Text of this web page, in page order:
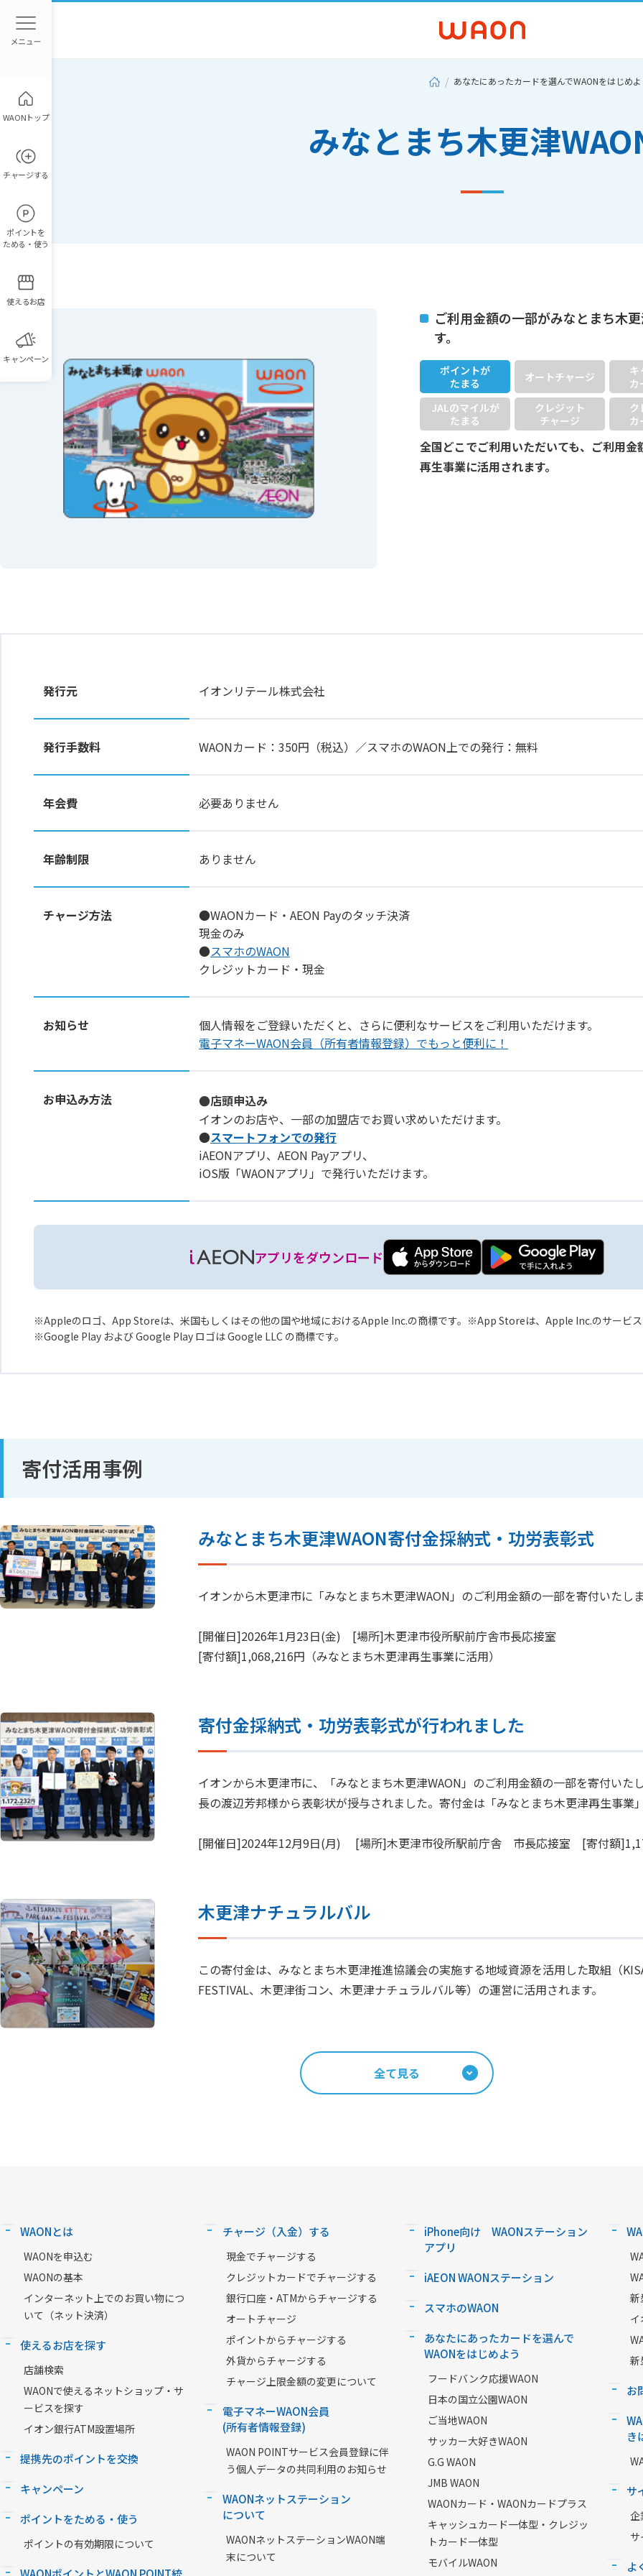
WAONトップ
チャージする
ポイントを
ためる・使う
使えるお店
キャンペーン
あなたにあったカードを選んでWAONをはじめよ
みなとまち木更津
ご利用金額の一部がみなとまち木
す。
ポイントが
たまる
オートチャージ
キ
カ
JALのマイルが
たまる
クレジット
チャージ
ク
カ
全国どこでご利用いただいても、ご利用
再生事業に活用されます。
発行元 イオンリテール株式会社
発行手数料 WAONカード：350円（税込）／スマホのWAON上での発行：無料
年会費 必要ありません
年齢制限 ありません
チャージ方法
●WAONカード・AEON Payのタッチ決済
現金のみ
●スマホのWAON
クレジットカード・現金
お知らせ
個人情報をご登録いただくと、さらに便利なサービスをご利用いただけます。
電子マネーWAON会員（所有者情報登録）でもっと便利に！
お申込み方法
●店頭申込み
イオンのお店や、一部の加盟店でお買い求めいただけます。
●スマートフォンでの発行
iAEONアプリ、AEON Payアプリ、
iOS版「WAONアプリ」で発行いただけます。
アプリをダウンロード
Appleのロゴ、App Storeは、米国もしくはその他の国や地域におけるApple Inc.の商標です。
App Storeは、Apple Inc.のサービス
Google Play および Google Play ロゴは Google LLC の商標です。
寄付活用事例
みなとまち木更津WAON寄付金採納式・功労表彰式
イオンから木更津市に「みなとまち木更津WAON」のご利用金額の一部を寄付いたしま
[開催日]2026年1月23日(金) [場所]木更津市役所駅前庁舎市長応接室
[寄付額]1,068,216円（みなとまち木更津再生事業に活用）
寄付金採納式・功労表彰式が行われました
イオンから木更津市に、「みなとまち木更津WAON」のご利用金額の一部を寄付いた
長の渡辺芳邦様から表彰状が授与されました。寄付金は「みなとまち木更津再生事業
[開催日]2024年12月9日(月) [場所]木更津市役所駅前庁舎 市長応接室 [寄付額
木更津ナチュラルバル
この寄付金は、みなとまち木更津推進協議会の実施する地域資源を活用した取組（
FESTIVAL、木更津街コン、木更津ナチュラルバル等）の運営に活用されます。
全て見る
WAONとは
WAONを申込む
WAONの基本
インターネット上でのお買い物につ
いて（ネット決済）
使えるお店を探す
店舗検索
WAONで使えるネットショップ・サ
ービスを探す
イオン銀行ATM設置場所
提携先のポイントを交換
キャンペーン
ポイントをためる・使う
ポイントの有効期限について
チャージ（入金）する
現金でチャージする
クレジットカードでチャージする
銀行口座・ATMからチャージする
オートチャージ
ポイントからチャージする
外貨からチャージする
チャージ上限金額の変更について
電子マネーWAON会員
(所有者情報登録)
WAON POINTサービス会員登録に伴
う個人データの共同利用のお知らせ
WAONネットステーション
について
WAONネットステーションWAON端
末について
iPhone向け WAONステーション
アプリ
iAEON WAONステーション
スマホのWAON
あなたにあったカードを選んで
WAONをはじめよう
フードバンク応援WAON
日本の国立公園WAON
ご当地WAON
サッカー大好きWAON
G.G WAON
JMB WAON
WAONカード・WAONカードプラス
キャッシュカード一体型・クレジッ
トカード一体型
モバイルWAON
新
イ
新
お
き
サ
企
よ